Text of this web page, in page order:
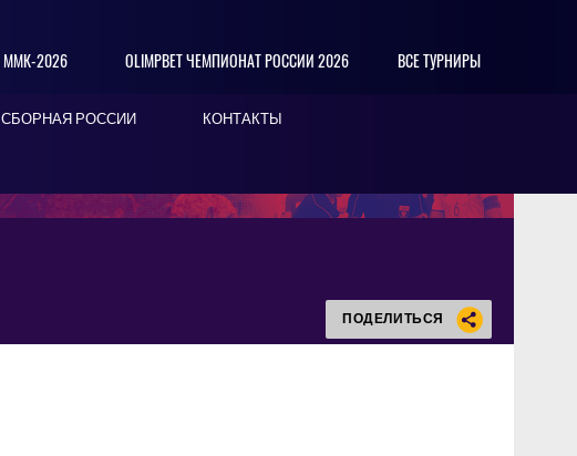
ММК-2026 OLIMPBET ЧЕМПИОНАТ РОССИИ 2026 ВСЕ ТУРНИРЫ
СБОРНАЯ РОССИИ КОНТАКТЫ
ПОДЕЛИТЬСЯ